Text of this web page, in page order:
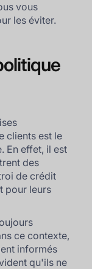
vous
les éviter.
clients est le
En effet, il est
des
de crédit
pour leurs
ce contexte,
informés
qu'ils ne